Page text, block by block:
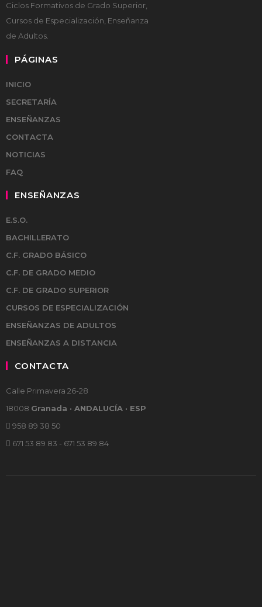
Ciclos Formativos de Grado Superior,
Cursos de Especialización, Enseñanza
de Adultos.
PÁGINAS
INICIO
SECRETARÍA
ENSEÑANZAS
CONTACTA
NOTICIAS
FAQ
ENSEÑANZAS
E.S.O.
BACHILLERATO
C.F. GRADO BÁSICO
C.F. DE GRADO MEDIO
C.F. DE GRADO SUPERIOR
CURSOS DE ESPECIALIZACIÓN
ENSEÑANZAS DE ADULTOS
ENSEÑANZAS A DISTANCIA
CONTACTA
Calle Primavera 26-28
18008 Granada · ANDALUCÍA · ESP
958 89 38 50
671 53 89 83 - 671 53 89 84